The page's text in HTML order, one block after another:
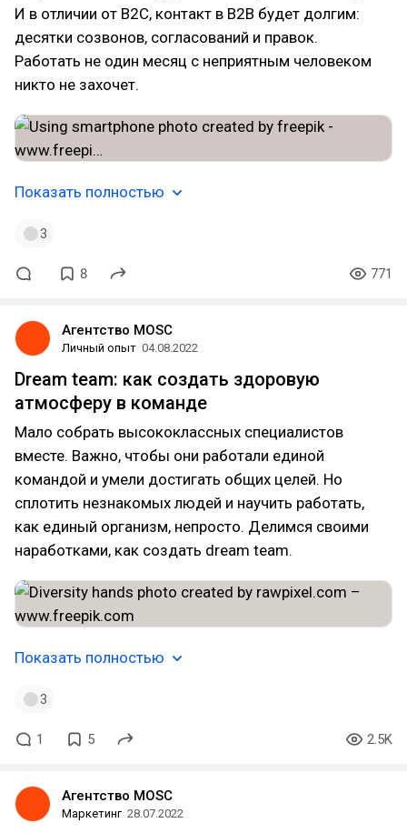
И в отличии от B2C, контакт в B2B будет долгим:
десятки созвонов, согласований и правок.
Работать не один месяц с неприятным человеком
никто не захочет.
Показать полностью
3
8 771
Агентство MOSC
Личный опыт 04.08.2022
Dream team: как создать здоровую
атмосферу в команде
Мало собрать высококлассных специалистов
вместе. Важно, чтобы они работали единой
командой и умели достигать общих целей. Но
сплотить незнакомых людей и научить работать,
как единый организм, непросто. Делимся своими
наработками, как создать dream team.
Показать полностью
3
1 5 2.5K
Агентство MOSC
Маркетинг 28.07.2022